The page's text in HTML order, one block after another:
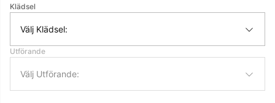
Klädsel
Välj Klädsel:
Utförande
Välj Utförande: